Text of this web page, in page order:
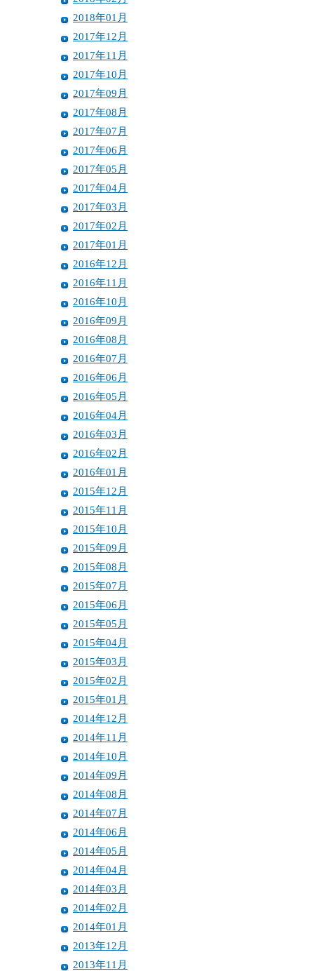
2018年01月
2017年12月
2017年11月
2017年10月
2017年09月
2017年08月
2017年07月
2017年06月
2017年05月
2017年04月
2017年03月
2017年02月
2017年01月
2016年12月
2016年11月
2016年10月
2016年09月
2016年08月
2016年07月
2016年06月
2016年05月
2016年04月
2016年03月
2016年02月
2016年01月
2015年12月
2015年11月
2015年10月
2015年09月
2015年08月
2015年07月
2015年06月
2015年05月
2015年04月
2015年03月
2015年02月
2015年01月
2014年12月
2014年11月
2014年10月
2014年09月
2014年08月
2014年07月
2014年06月
2014年05月
2014年04月
2014年03月
2014年02月
2014年01月
2013年12月
2013年11月